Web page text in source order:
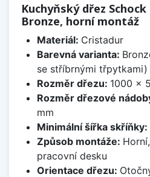
Kuchyňský dřez
Bronze, horní montáž
Materiál: Cristadur
Barevná varianta:
se stříbrnými třpytkami)
Rozměr dřezu: 1000 x
Rozměr dřezové
mm
Minimální šířka skříňky:
Způsob montáže:
pracovní desku
Orientace dřezu: